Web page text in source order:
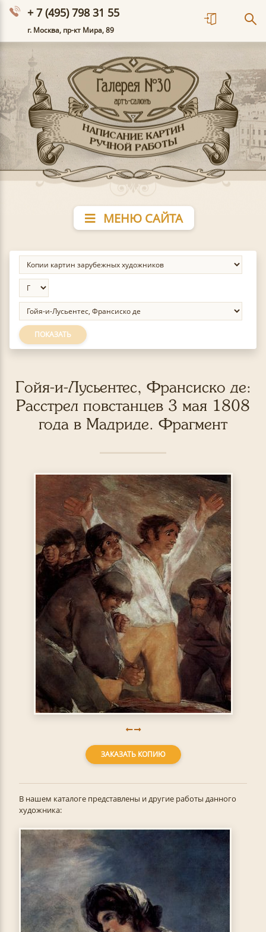
+ 7 (495) 798 31 55
г. Москва, пр-кт Мира, 89
МЕНЮ САЙТА
ПОКАЗАТЬ
Гойя-и-Лусьентес, Франсиско де:
Расстрел повстанцев 3 мая 1808
года в Мадриде. Фрагмент
ЗАКАЗАТЬ КОПИЮ
В нашем каталоге представлены и другие работы данного
художника: